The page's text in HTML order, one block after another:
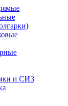
и СИЗ